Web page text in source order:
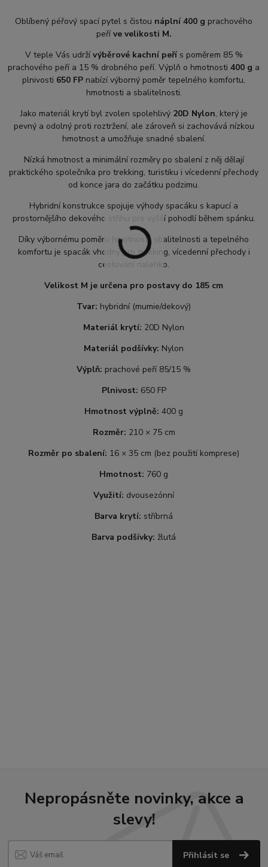
Oblíbený péřový spací pytel s čistou náplní 400 g prachového
peříve velikosti M.
V teple Vás udržívýběrové kachní peřís poměrem 85 %
prachového peří a 15 % drobného peří. Výplň o hmotnosti400 g a
plnivosti 650 FP nabízí výborný poměr tepelného komfortu,
hmotnosti a sbalitelnosti.
Jako materiál krytí byl zvolen spolehlivý 20D Nylon, který je
pevný a odolný proti roztržení, ale zároveň si zachovává nízkou
hmotnost a umožňuje snadné sbalení.
Nízká hmotnost a minimální rozměry po sbalení z něj dělají
praktického společníka pro trekking, turistiku i vícedenní přechody
od konce jara do začátku podzimu.
Hybridní konstrukce spojuje výhody spacáku s kapucí a
prostornějšího dekového střihu pro vyšší pohodlí během spánku.
Díky výbornému poměru hmotnosti, sbalitelnosti a tepelného
komfortu je spacák vhodný pro trekking, vícedenní přechody i
cestování nalehko.
Velikost M je určena pro postavy do 185 cm
Tvar: hybridní (mumie/dekový)
Materiál krytí: 20D Nylon
Materiál podšívky: Nylon
Výplň: prachové peří 85/15 %
Plnivost: 650 FP
Hmotnost výplně: 400 g
Rozměr: 210 × 75 cm
Rozměr po sbalení: 16 × 35 cm (bez použití komprese)
Hmotnost: 760 g
Využití: dvousezónní
Barva krytí: stříbrná
Barva podšívky: žlutá
Nepropásněte novinky, akce a
slevy!
Přihlásit se